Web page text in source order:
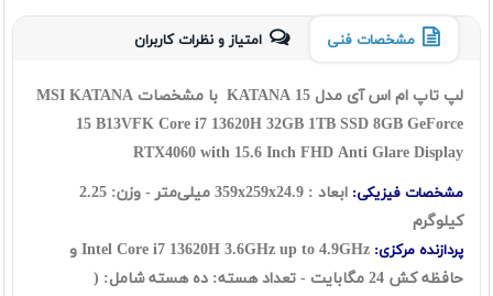
مشخصات فنی امتیاز و نظرات کاربران
لپ تاپ ام اس آی مدل KATANA 15 با مشخصات MSI KATANA
15 B13VFK Core i7 13620H 32GB 1TB SSD 8GB GeForce
RTX4060 with 15.6 Inch FHD Anti Glare Display
مشخصات فیزیکی: ابعاد : 359x 259x24.9
میلی‌متر - وزن: 2.25
کیلوگرم
پردازنده مرکزی:
Intel Core i7 13620H 3.6GHz up to 4.9GHz و
حافظه کش 24 مگابایت - تعداد هسته: ده هسته شامل: (